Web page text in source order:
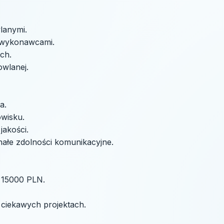
zdolności komunikacyjne.
PLN.
projektach.